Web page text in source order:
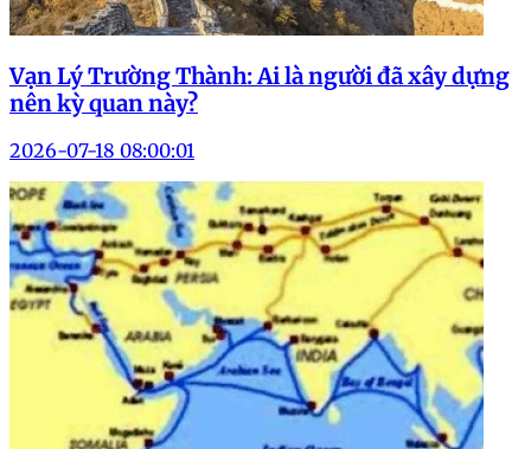
Vạn Lý Trường Thành: Ai là người đã xây dựng
nên kỳ quan này?
2026-07-18 08:00:01